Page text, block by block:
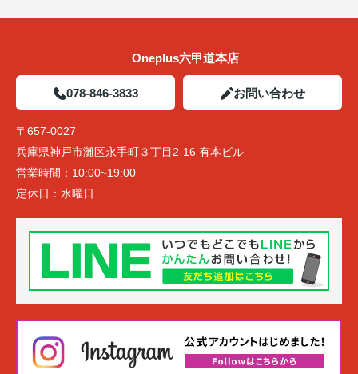
Oneplus六甲道本店
078-846-3833 お問い合わせ
〒657-0027
兵庫県神戸市灘区永手町３丁目2-16 有本ビル
営業時間： 10:00~19:00
定休日： 水曜日